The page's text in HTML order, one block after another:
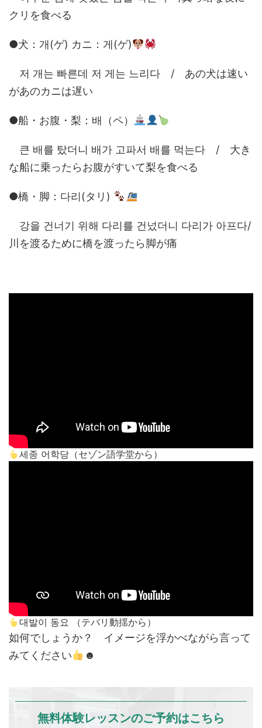
クリを食べる
●犬：개(ゲ) カニ：게(ゲ)
저 개는 빠른데 저 게는 느리다 / あの犬は速い
があのカニは遅い
●船・お腹・梨：배（ペ）
큰 배를 탔더니 배가 고파서 배를 먹는다 / 大き
な船に乗ったらお腹がすいて梨を食べる
●橋・脚：다리(タリ)
강을 건너기 위해 다리를 건넜더니 다리가 아프다/
川を渡るために橋を渡ったら脚が痛
세종 어학당（セゾン語学堂から）
대발이 동요 （テバリ動揺から）
如何でしょうか？ イメージを浮かべながら言って
みてください
☻
無料体験レッスンのご予約はこちら